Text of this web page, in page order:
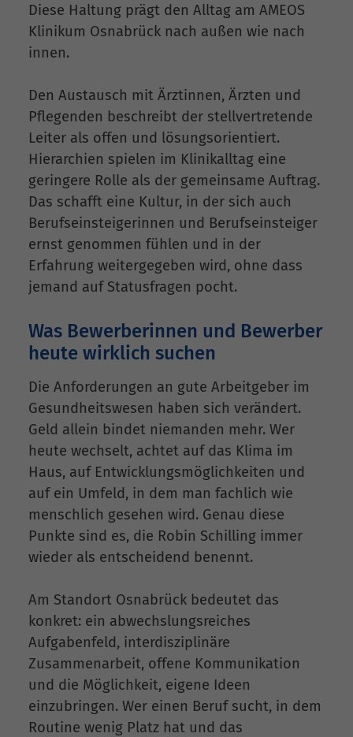
Diese Haltung prägt den Alltag am AMEOS
Klinikum Osnabrück nach außen wie nach
innen.
Den Austausch mit Ärztinnen, Ärzten und
Pflegenden beschreibt der stellvertretende
Leiter als offen und lösungsorientiert.
Hierarchien spielen im Klinikalltag eine
geringere Rolle als der gemeinsame Auftrag.
Das schafft eine Kultur, in der sich auch
Berufseinsteigerinnen und Berufseinsteiger
ernst genommen fühlen und in der
Erfahrung weitergegeben wird, ohne dass
jemand auf Statusfragen pocht.
Was Bewerberinnen und Bewerber
heute wirklich suchen
Die Anforderungen an gute Arbeitgeber im
Gesundheitswesen haben sich verändert.
Geld allein bindet niemanden mehr. Wer
heute wechselt, achtet auf das Klima im
Haus, auf Entwicklungsmöglichkeiten und
auf ein Umfeld, in dem man fachlich wie
menschlich gesehen wird. Genau diese
Punkte sind es, die Robin Schilling immer
wieder als entscheidend benennt.
Am Standort Osnabrück bedeutet das
konkret: ein abwechslungsreiches
Aufgabenfeld, interdisziplinäre
Zusammenarbeit, offene Kommunikation
und die Möglichkeit, eigene Ideen
einzubringen. Wer einen Beruf sucht, in dem
Routine wenig Platz hat und das